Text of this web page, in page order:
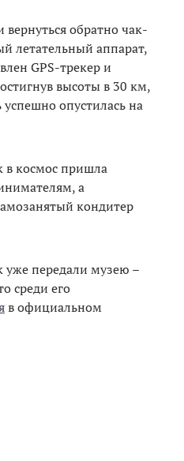
вернуться обратно чак-
летательный аппарат,
GPS-трекер и
высоты в 30 км,
опустилась на
в космос пришла
а
кондитер
уже передали музею –
среди его
в официальном